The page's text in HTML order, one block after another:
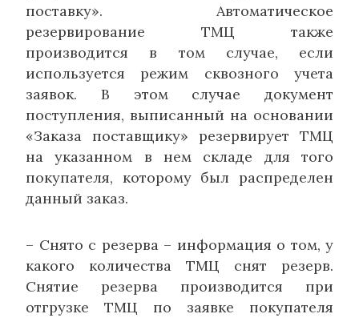
поставку». Автоматическое
резервирование ТМЦ также
производится в том случае, если
используется режим сквозного учета
заявок. В этом случае документ
поступления, выписанный на основании
«Заказа поставщику» резервирует ТМЦ
на указанном в нем складе для того
покупателя, которому был распределен
данный заказ.
– Снято с резерва – информация о том, у
какого количества ТМЦ снят резерв.
Снятие резерва производится при
отгрузке ТМЦ по заявке покупателя